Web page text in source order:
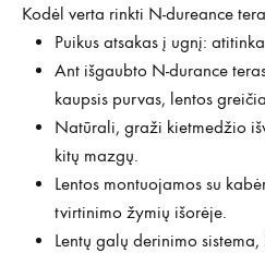
Kodėl verta rinkti N-dureance
Puikus atsakas į ugnį: atitinka
Ant išgaubto N-durance
kaupsis purvas, lentos
Natūrali, graži kietmedžio
kitų mazgų.
Lentos montuojamos su
tvirtinimo žymių išorėje.
Lentų galų derinimo